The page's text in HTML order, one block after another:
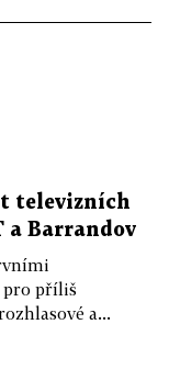
televizních
a Barrandov
pro příliš
a...